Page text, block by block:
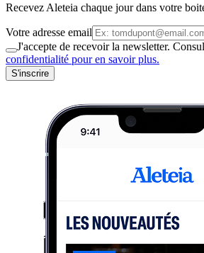
Recevez Aleteia chaque jour dans votre
Votre adresse email
J'accepte de recevoir la newsletter.
confidentialité pour en savoir plus.
S'inscrire